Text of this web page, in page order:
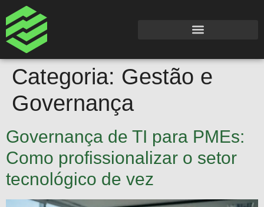
Categoria: Gestão e
Governança
Governança de TI para PMEs:
Como profissionalizar o setor
tecnológico de vez